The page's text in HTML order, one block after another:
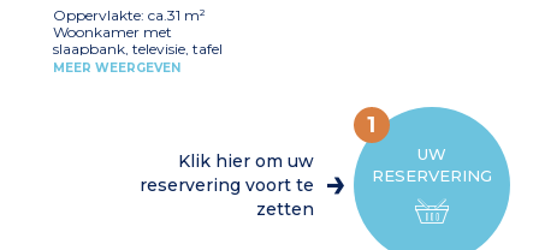
serviesgoed)
1 slaapkamer met een
tweepersoonsbed (140 cm)
1 slaapkamer met twee
Overdekt terras met
tuinmeubilair en ligstoelen
Oppervlakte: ca.31 m²
Woonkamer met
slaapbank, televisie, tafel
en stoelen
vaatwasser, serviesgoed)
1 slaapkamer met 1
tweepersoonsbed (140 cm)
MEER WEERGEVEN
UW
RESERVERING
1
Klik hier om uw
reservering voort te
zetten